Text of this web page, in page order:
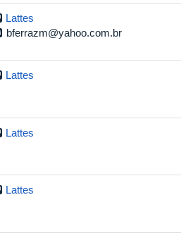
Lattes
bferrazm@yahoo.com.br
Lattes
Lattes
Lattes